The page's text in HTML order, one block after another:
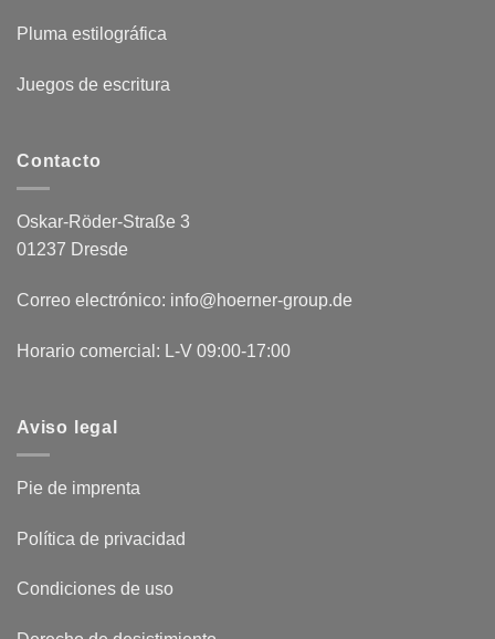
Pluma estilográfica
Juegos de escritura
Contacto
Oskar-Röder-Straße 3
01237 Dresde
Correo electrónico: info@hoerner-group.de
Horario comercial: L-V 09:00-17:00
Aviso legal
Pie de imprenta
Política de privacidad
Condiciones de uso